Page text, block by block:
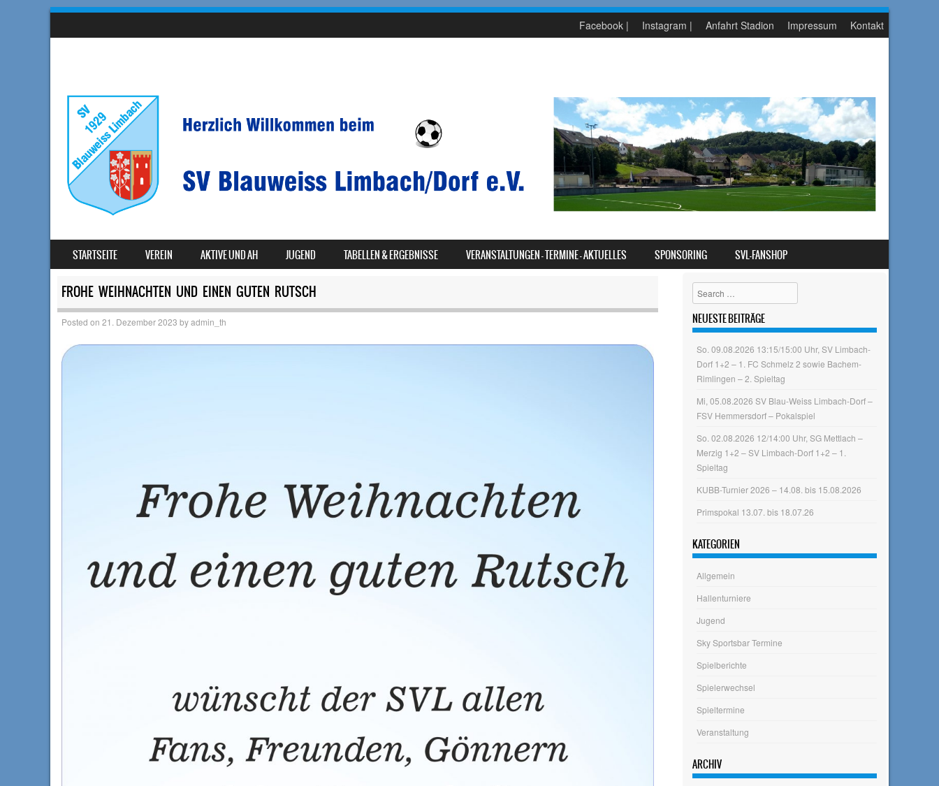
Facebook | Instagram | Anfahrt Stadion Impressum Kontakt
MENU
SKIP TO CONTENT
STARTSEITE VEREIN AKTIVE UND AH JUGEND TABELLEN & ERGEBNISSE VERANSTALTUNGEN – TERMINE – AKTUELLES SPONSORING SVL-FANSHOP
FROHE WEIHNACHTEN UND EINEN GUTEN RUTSCH
Posted on 21. Dezember 2023 byadmin_th
Search
NEUESTE BEITRÄGE
So. 09.08.2026 13:15/15:00 Uhr, SV Limbach-
Dorf 1+2 – 1. FC Schmelz 2 sowie Bachem-
Rimlingen – 2. Spieltag
Mi, 05.08.2026 SV Blau-Weiss Limbach-Dorf –
FSV Hemmersdorf – Pokalspiel
So. 02.08.2026 12/14:00 Uhr, SG Mettlach –
Merzig 1+2 – SV Limbach-Dorf 1+2 – 1.
Spieltag
KUBB-Turnier 2026 – 14.08. bis 15.08.2026
Primspokal 13.07. bis 18.07.26
KATEGORIEN
Allgemein
Hallenturniere
Jugend
Sky Sportsbar Termine
Spielberichte
Spielerwechsel
Spieltermine
Veranstaltung
ARCHIV